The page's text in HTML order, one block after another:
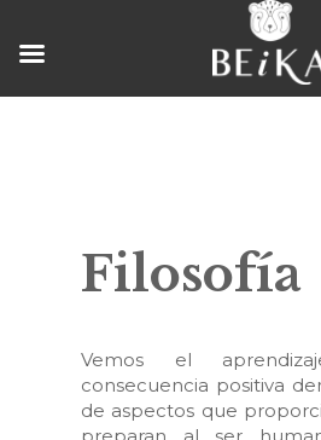
Filosofía
Vemos el
consecuencia positiva
de aspectos que